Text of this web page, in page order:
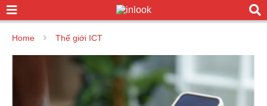
Home Thế giới ICT